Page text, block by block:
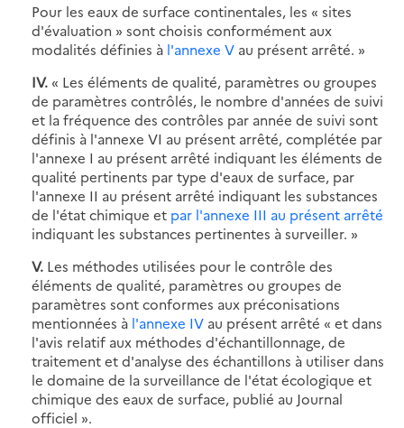
Pour les eaux de surface continentales, les « sites
d'évaluation » sont choisis conformément aux
modalités définies à l'annexe V au présent arrêté. »
IV. « Les éléments de qualité, paramètres ou groupes
de paramètres contrôlés, le nombre d'années de suivi
et la fréquence des contrôles par année de suivi sont
définis à l'annexe VI au présent arrêté, complétée par
l'annexe I au présent arrêté indiquant les éléments de
qualité pertinents par type d'eaux de surface, par
l'annexe II au présent arrêté indiquant les substances
de l'état chimique et par l'annexe III au présent arrêté
indiquant les substances pertinentes à surveiller. »
V. Les méthodes utilisées pour le contrôle des
éléments de qualité, paramètres ou groupes de
paramètres sont conformes aux préconisations
mentionnées à l'annexe IV au présent arrêté « et dans
l'avis relatif aux méthodes d'échantillonnage, de
traitement et d'analyse des échantillons à utiliser dans
le domaine de la surveillance de l'état écologique et
chimique des eaux de surface, publié au Journal
officiel ».